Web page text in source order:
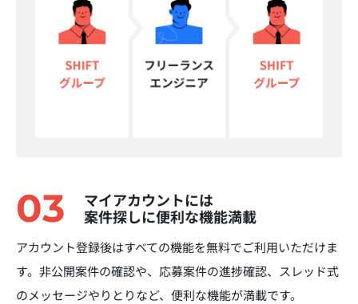
03
マイアカウントには
案件探しに便利な機能満載
アカウント登録後はすべての機能を無料でご利用いただけま
す。非公開案件の確認や、応募案件の進捗確認、スレッド式
のメッセージやりとりなど、便利な機能が満載です。